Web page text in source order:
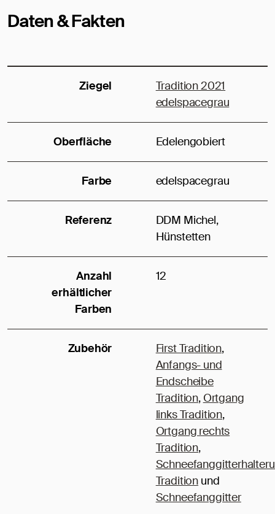
Daten & Fakten
Ziegel
Tradition 2021
edelspacegrau
Oberfläche Edelengobiert
Farbe edelspacegrau
Referenz
DDM Michel,
Hünstetten
Anzahl
erhältlicher
Farben
12
Zubehör First Tradition,
Anfangs- und
Endscheibe
Tradition, Ortgang
links Tradition,
Ortgang rechts
Tradition,
Tradition und
Schneefanggitter